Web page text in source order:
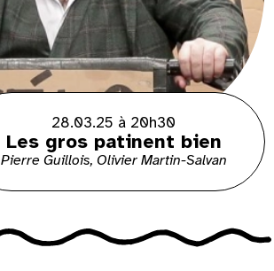
28.03.25 à 20h30
Les gros patinent bien
Pierre Guillois, Olivier Martin-Salvan